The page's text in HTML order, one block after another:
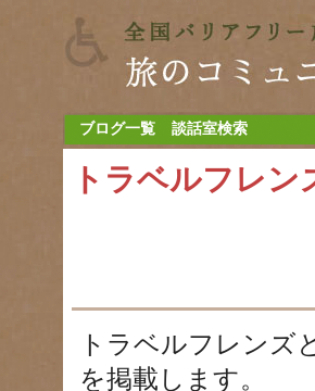
ブログ一覧 談話室検索
トラベルフレン
トラベルフレンズ
を掲載します。